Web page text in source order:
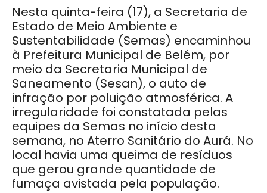
Nesta quinta-feira (17), a Secretaria de
Estado de Meio Ambiente e
Sustentabilidade (Semas) encaminhou
à Prefeitura Municipal de Belém, por
meio da Secretaria Municipal de
Saneamento (Sesan), o auto de
infração por poluição atmosférica. A
irregularidade foi constatada pelas
equipes da Semas no início desta
semana, no Aterro Sanitário do Aurá. No
local havia uma queima de resíduos
que gerou grande quantidade de
fumaça avistada pela população.